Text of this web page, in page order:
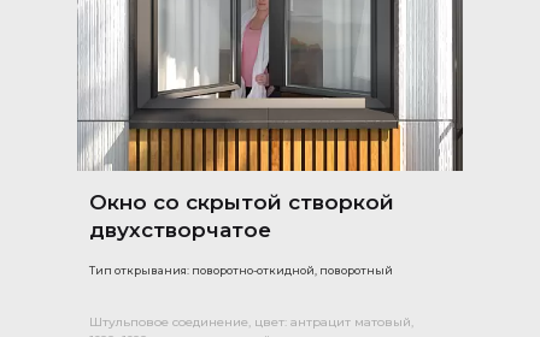
Окно со скрытой створкой
двухстворчатое
Тип открывания: поворотно-откидной, поворотный
Штульповое соединение, цвет: антрацит матовый,